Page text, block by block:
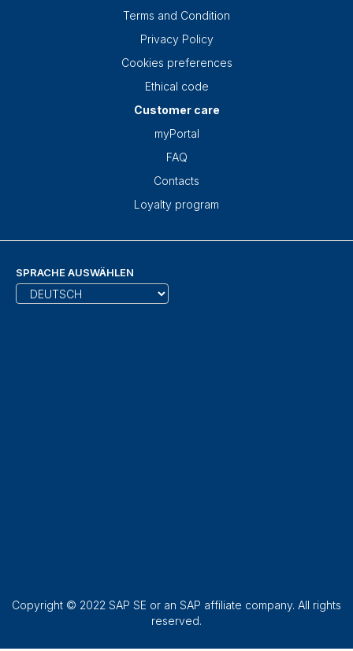
Terms and Condition
Privacy Policy
Cookies preferences
Ethical code
Customer care
myPortal
FAQ
Contacts
Loyalty program
SPRACHE AUSWÄHLEN
Copyright © 2022 SAP SE or an SAP affiliate company. All rights
reserved.